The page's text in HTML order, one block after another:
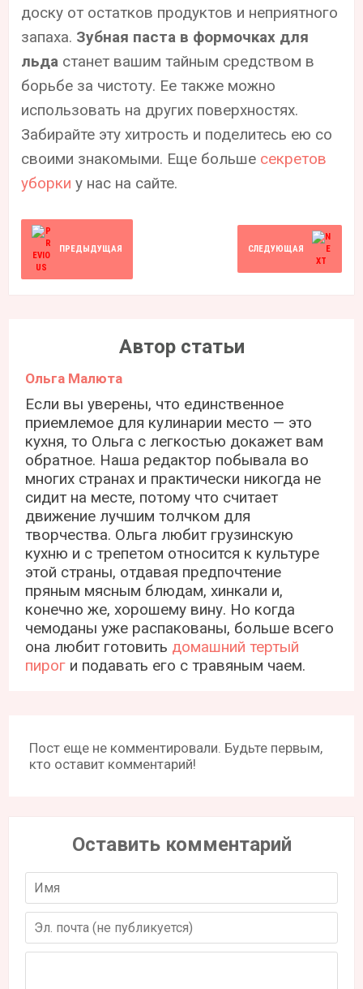
доску от остатков продуктов и неприятного
запаха. Зубная паста в формочках для
льда станет вашим тайным средством в
борьбе за чистоту. Ее также можно
использовать на других поверхностях.
Забирайте эту хитрость и поделитесь ею со
своими знакомыми. Еще больше секретов
уборки у нас на сайте.
ПРЕДЫДУЩАЯ СЛЕДУЮЩАЯ
Автор статьи
Ольга Малюта
Если вы уверены, что единственное
приемлемое для кулинарии место — это
кухня, то Ольга с легкостью докажет вам
обратное. Наша редактор побывала во
многих странах и практически никогда не
сидит на месте, потому что считает
движение лучшим толчком для
творчества. Ольга любит грузинскую
кухню и с трепетом относится к культуре
этой страны, отдавая предпочтение
пряным мясным блюдам, хинкали и,
конечно же, хорошему вину. Но когда
чемоданы уже распакованы, больше всего
она любит готовить домашний тертый
пирог и подавать его с травяным чаем.
Пост еще не комментировали. Будьте первым,
кто оставит комментарий!
Оставить комментарий